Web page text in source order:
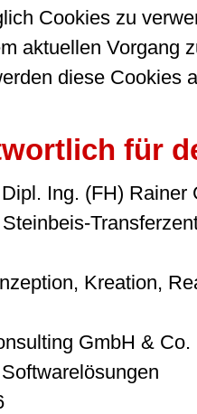
Cookies zu
aktuellen Vorgang
diese Cookies
für
Ing. (FH) Rainer
Kreation,
GmbH & Co.